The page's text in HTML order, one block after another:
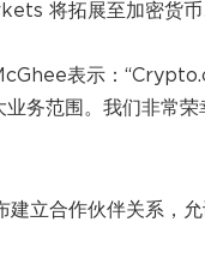
将拓展至加密货
表示：
务范围。我们非常
建立合作伙伴关系，